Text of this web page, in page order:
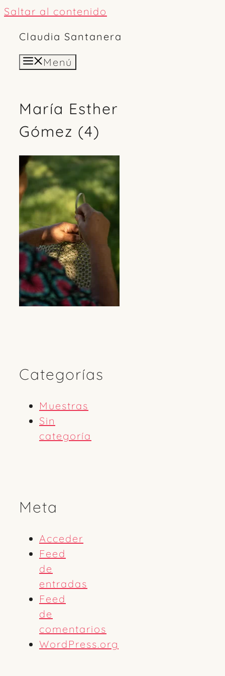
Saltar al contenido
Claudia Santanera
Menú
María Esther
Gómez (4)
Categorías
Muestras
Sin
categoría
Meta
Acceder
Feed
de
entradas
Feed
de
comentarios
WordPress.org